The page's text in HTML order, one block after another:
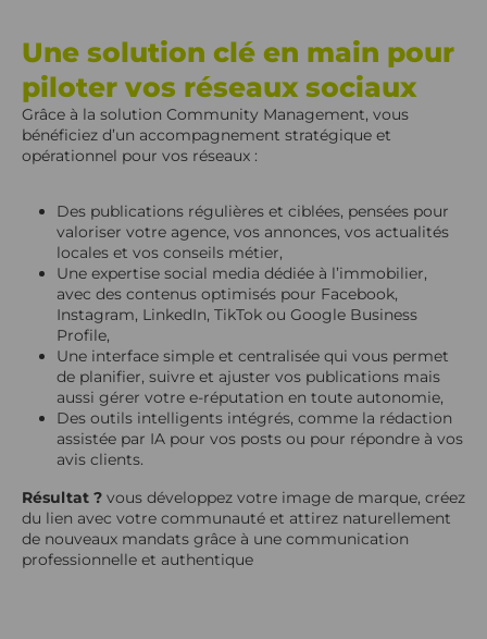
Une solution clé en main pour
piloter vos réseaux sociaux
Grâce à la solution Community Management, vous
bénéficiez d’un accompagnement stratégique et
opérationnel pour vos réseaux :
Des publications régulières et ciblées, pensées pour
valoriser votre agence, vos annonces, vos actualités
locales et vos conseils métier,
Une expertise social media dédiée à l’immobilier,
avec des contenus optimisés pour Facebook,
Instagram, LinkedIn, TikTok ou Google Business
Profile,
Une interface simple et centralisée qui vous permet
de planifier, suivre et ajuster vos publications mais
aussi gérer votre e-réputation en toute autonomie,
Des outils intelligents intégrés, comme la rédaction
assistée par IA pour vos posts ou pour répondre à vos
avis clients.
Résultat ? vous développez votre image de marque, créez
du lien avec votre communauté et attirez naturellement
de nouveaux mandats grâce à une communication
professionnelle et authentique